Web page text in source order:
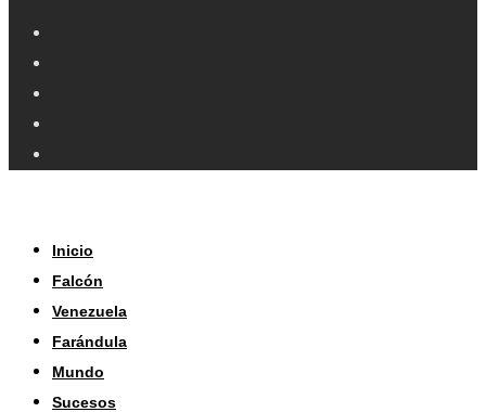
Inicio
Falcón
Venezuela
Farándula
Mundo
Sucesos